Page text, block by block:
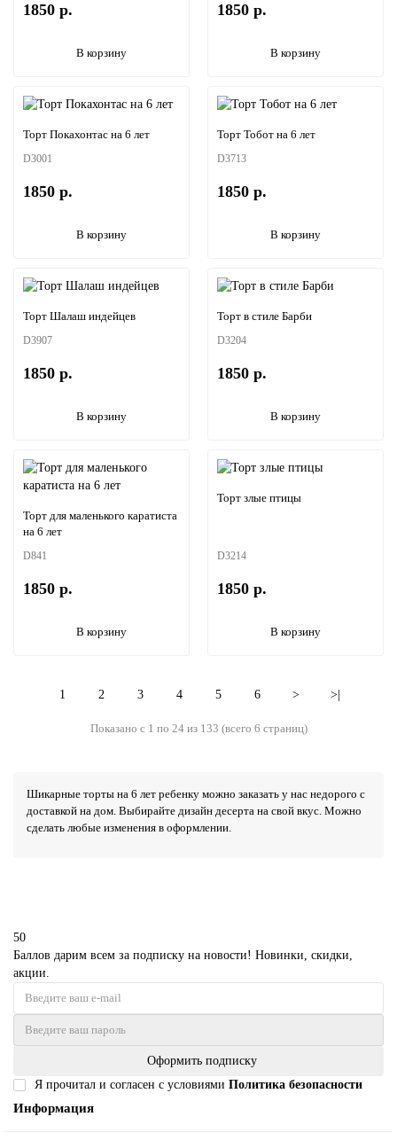
1850 р.
В корзину
1850 р.
В корзину
Торт Покахонтас на 6 лет
D3001
1850 р.
В корзину
Торт Тобот на 6 лет
D3713
1850 р.
В корзину
Торт Шалаш индейцев
D3907
1850 р.
В корзину
Торт в стиле Барби
D3204
1850 р.
В корзину
Торт для маленького каратиста
на 6 лет
D841
1850 р.
В корзину
Торт злые птицы
D3214
1850 р.
В корзину
1 2 3 4 5 6 > >|
Показано с 1 по 24 из 133 (всего 6 страниц)
Шикарные торты на 6 лет ребенку можно заказать у нас недорого с
доставкой на дом. Выбирайте дизайн десерта на свой вкус. Можно
сделать любые изменения в оформлении.
50
Баллов дарим всем за подписку на новости! Новинки, скидки,
акции.
Оформить подписку
Я прочитал и согласен с условиями Политика безопасности
Информация